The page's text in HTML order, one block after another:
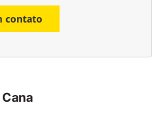
contato